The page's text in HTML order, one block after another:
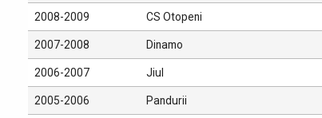
2008-2009 CS Otopeni
2007-2008 Dinamo
2006-2007 Jiul
2005-2006 Pandurii